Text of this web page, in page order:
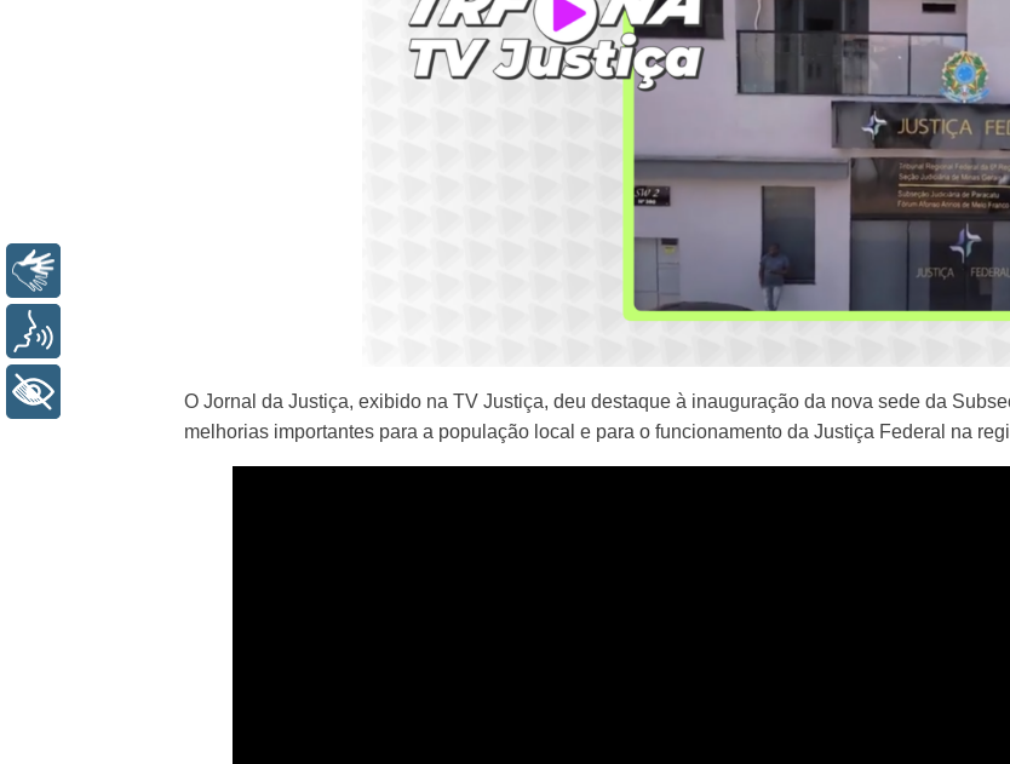
O Jornal da Justiça, exibido na TV Justiça, deu destaque à inauguração da nova sede da
melhorias importantes para a população local e para o funcionamento da Justiça Federal na
+ Acessibilidade